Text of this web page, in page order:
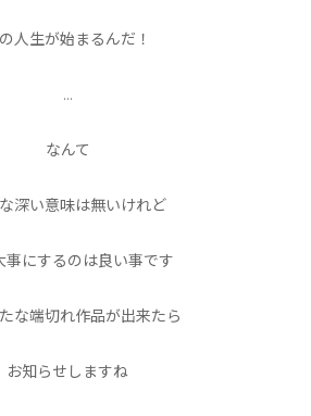
人生が始まるんだ！
…
なんて
深い意味は無いけれど
事にするのは良い事です
な端切れ作品が出来たら
お知らせしますね